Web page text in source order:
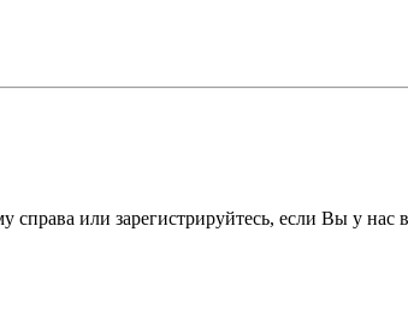
справа или зарегистрируйтесь, если Вы у нас